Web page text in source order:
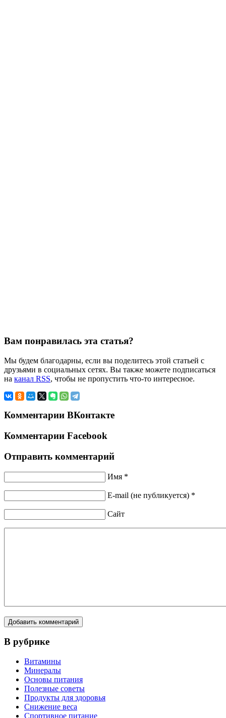
Вам понравилась эта статья?
Мы будем благодарны, если вы поделитесь этой статьей с
друзьями в социальных сетях. Вы также можете подписаться
на канал RSS, чтобы не пропустить что-то интересное.
Комментарии ВКонтакте
Комментарии Facebook
Отправить комментарий
Имя *
E-mail (не публикуется) *
Сайт
В рубрике
Витамины
Минералы
Основы питания
Полезные советы
Продукты для здоровья
Снижение веса
Спортивное питание